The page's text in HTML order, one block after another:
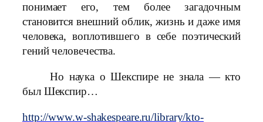
понимает его, тем более загадочным
становится внешний облик, жизнь и даже имя
человека, воплотившего в себе поэтический
гений человечества.
Но наука о Шекспире не знала — кто
был Шекспир…
http://www.w-shakespeare.ru/library/kto-